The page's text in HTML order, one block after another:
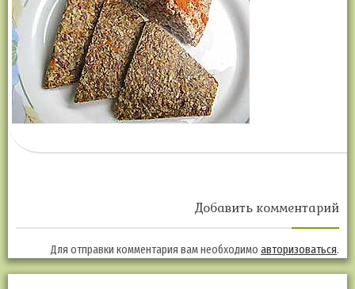
Добавить комментарий
Для отправки комментария вам необходимо авторизоваться.